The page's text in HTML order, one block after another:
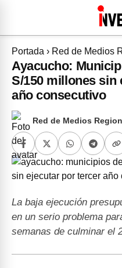
Portada › Red de Medios
Ayacucho:
S/150 millones sin
año consecutivo
Red de Medios
La baja ejecución
en un serio problema
semanas de culminar el